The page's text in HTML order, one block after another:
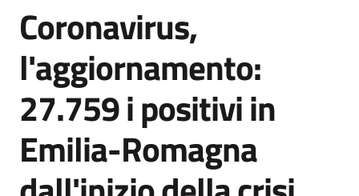
Agenzia
di
informazione
e
comunicazione
Salta al contenuto
Coronavirus,
l'aggiornamento:
27.759 i positivi in
Emilia-Romagna